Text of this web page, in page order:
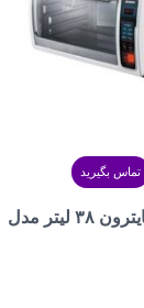
تماس بگیرید
آون توستر بایترون ۳۸ لیتر مدل